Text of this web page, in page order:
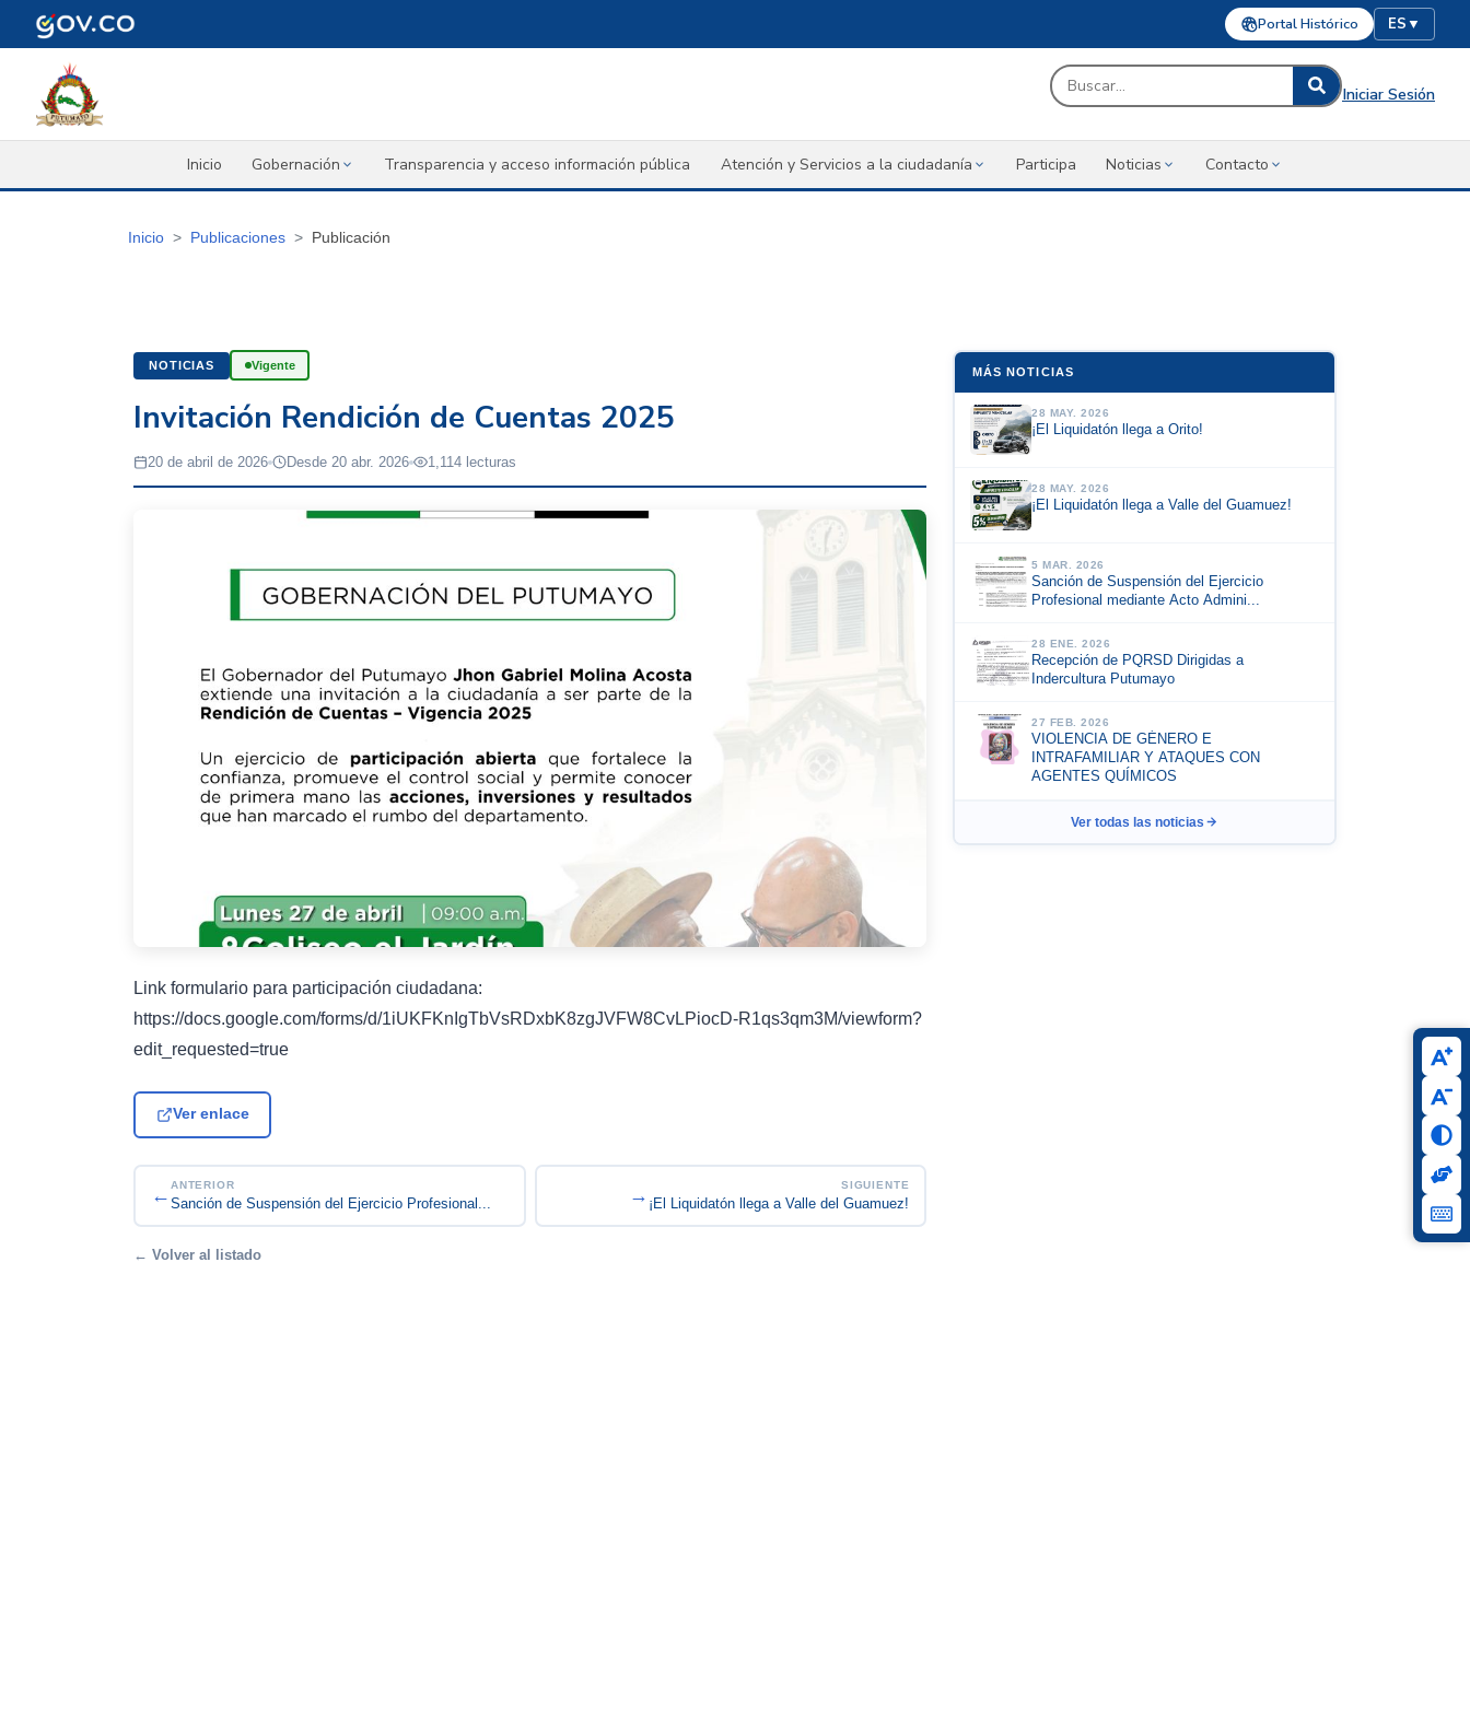
Portal Histórico ES▼
Iniciar Sesión
Inicio Gobernación Transparencia y acceso información pública Atención y Servicios a la ciudadanía Participa Noticias Contacto
Inicio Publicaciones Publicación
NOTICIAS Vigente
Invitación Rendición de Cuentas 2025
20 de abril de 2026 Desde 20 abr. 2026 1,114 lecturas
Link formulario para participación ciudadana:
https://docs.google.com/forms/d/1iUKFKnIgTbVsRDxbK8zgJVFW8CvLPiocD-R1qs3qm3M/viewform?
edit_requested=true
Ver enlace
← ANTERIOR
Sanción de Suspensión del Ejercicio Profesional...
SIGUIENTE
¡El Liquidatón llega a Valle del Guamuez!
→
← Volver al listado
MÁS NOTICIAS
28 MAY. 2026
¡El Liquidatón llega a Orito!
28 MAY. 2026
¡El Liquidatón llega a Valle del Guamuez!
5 MAR. 2026
Sanción de Suspensión del Ejercicio
Profesional mediante Acto Admini...
28 ENE. 2026
Recepción de PQRSD Dirigidas a
Indercultura Putumayo
27 FEB. 2026
VIOLENCIA DE GÉNERO E
INTRAFAMILIAR Y ATAQUES CON
AGENTES QUÍMICOS
Ver todas las noticias